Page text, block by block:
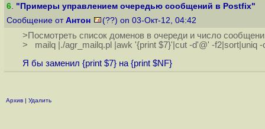
6. "Примеры управлением очередью сообщений в Postfix"
Сообщение от Антон (??) on 03-Окт-12, 04:42
>Посмотреть список доменов в очереди и число
> mailq |./agr_mailq.pl |awk '{print $7}'|cut -d'@' -f2|sort|uniq -
Я бы заменил {print $7} на {print $NF}
Архив | Удалить